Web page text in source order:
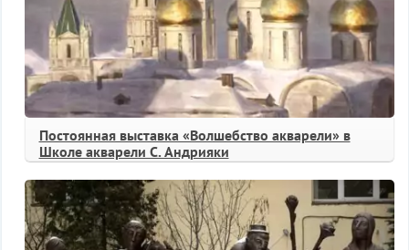
Постоянная выставка «Волшебство акварели» в
Школе акварели С. Андрияки